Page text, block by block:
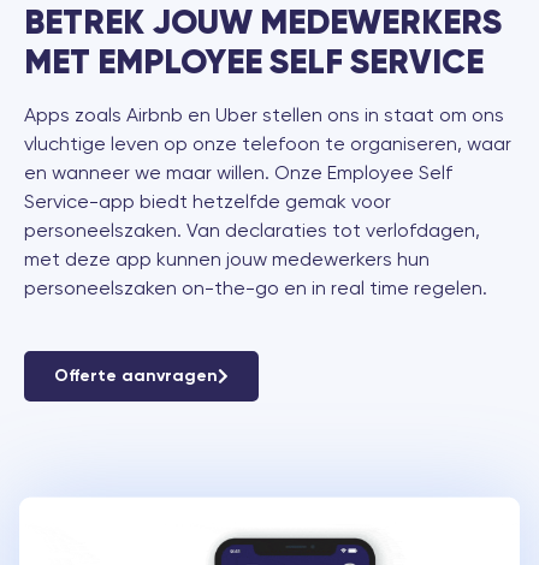
BETREK JOUW MEDEWERKERS
MET EMPLOYEE SELF SERVICE
Apps zoals Airbnb en Uber stellen ons in staat om ons
vluchtige leven op onze telefoon te organiseren, waar
en wanneer we maar willen. Onze Employee Self
Service-app biedt hetzelfde gemak voor
personeelszaken. Van declaraties tot verlofdagen,
met deze app kunnen jouw medewerkers hun
personeelszaken on-the-go en in real time regelen.
Offerte aanvragen